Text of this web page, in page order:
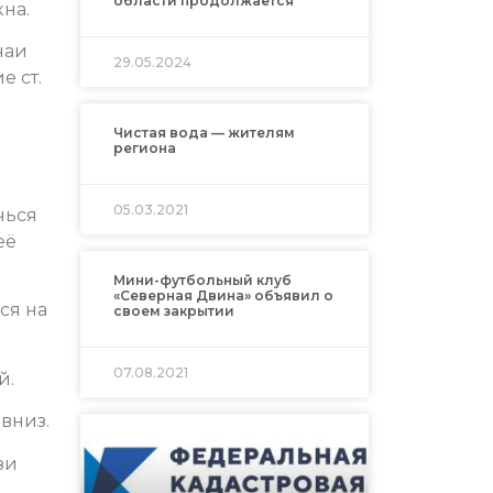
ст.
на
29.05.2024
Чистая вода — жителям
региона
05.03.2021
Мини-футбольный клуб
«Северная Двина» объявил о
своем закрытии
07.08.2021